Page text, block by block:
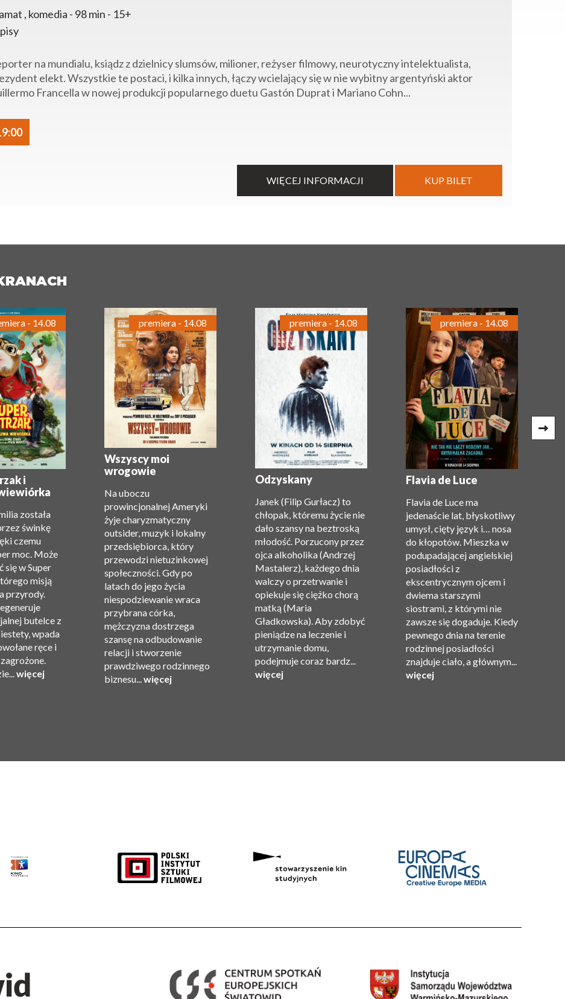
, komedia - 98 min - 15+
na mundialu, ksiądz z dzielnicy slumsów, milioner, reżyser filmowy, neurotyczny intelektualista,
elekt. Wszystkie te postaci, i kilka innych, łączy wcielający się w nie wybitny argentyński aktor
Francella w nowej produkcji popularnego duetu Gastón Duprat i Mariano Cohn...
WIĘCEJ INFORMACJI KUP BILET
i
została
świnkę
czemu
moc. Może
się w Super
misją
przyrody.
butelce z
wpada
ręce i
więcej
- 14.08
Wszyscy moi
wrogowie
Na uboczu
prowincjonalnej Ameryki
żyje charyzmatyczny
outsider, muzyk i lokalny
przedsiębiorca, który
przewodzi nietuzinkowej
społeczności. Gdy po
latach do jego życia
niespodziewanie wraca
przybrana córka,
mężczyzna dostrzega
szansę na odbudowanie
relacji i stworzenie
prawdziwego rodzinnego
biznesu...więcej
premiera - 14.08
Odzyskany
Janek (Filip Gurłacz) to
chłopak, któremu życie nie
dało szansy na beztroską
młodość. Porzucony przez
ojca alkoholika (Andrzej
Mastalerz), każdego dnia
walczy o przetrwanie i
opiekuje się ciężko chorą
matką (Maria
Gładkowska). Aby zdobyć
pieniądze na leczenie i
utrzymanie domu,
podejmuje coraz bardz...
więcej
premiera - 14.08
Flavia de Luce
Flavia de Luce ma
jedenaście lat, błyskotliwy
umysł, cięty język i… nosa
do kłopotów. Mieszka w
podupadającej angielskiej
posiadłości z
ekscentrycznym ojcem i
dwiema starszymi
siostrami, z którymi nie
zawsze się dogaduje. Kiedy
pewnego dnia na terenie
rodzinnej posiadłości
znajduje ciało, a głównym...
więcej
premiera - 14.08